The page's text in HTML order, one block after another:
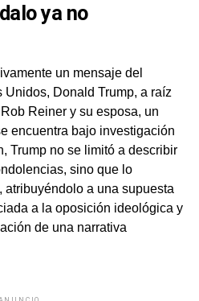
ya no
un mensaje del
Donald Trump, a raíz
Reiner y su esposa, un
encuentra bajo investigación
Trump no se limitó a describir
sino que lo
atribuyéndolo a una supuesta
a la oposición ideológica y
de una narrativa